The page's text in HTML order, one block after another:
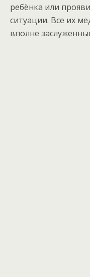
ребёнка или
ситуации. Все их
вполне